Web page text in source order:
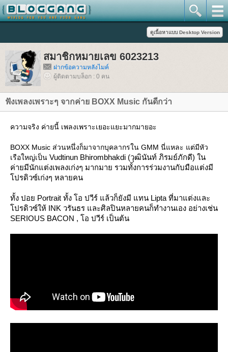
สมาชิกหมายเลข 6023213
ฝากข้อความหลังไมค์
ผู้ติดตามบล็อก : 0 คน
ฟังเพลงเพราะๆ จากค่าย BOXX Music กันดีกว่า
ความจริง ค่ายนี้ เพลงเพราะเยอะแยะมากมายอะ
BOXX Music ส่วนหนึ่งก็มาจากบุคลากรใน GMM นี่แหละ แต่มีหัว
เรือใหญ่เป็น Vudtinun Bhirombhakdi (วุฒินันท์ ภิรมย์ภักดี) ใน
ค่ายมีนักแต่งเพลงเก่งๆ มากมาย รวมทั้งการร่วมงานกับมือแต่งมี
ปรดิวซ์เก่งๆ หลายคน
ทั้ง ปอย Portrait ทั้ง โอ ปวีร์ แล้วก็ยังมี แทน Lipta ที่มาแต่งและ
ปรดิวซ์ให้ INK วรันธร และศิลปินหลายคนก็ทำงานเอง อย่างเช่น
SERIOUS BACON , โอ ปวีร์ เป็นต้น